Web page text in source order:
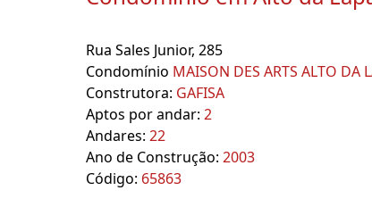
Rua Sales Junior, 285
Condomínio MAISON DES ARTS ALTO DA
Construtora: GAFISA
Aptos por andar: 2
Andares: 22
Ano de Construção: 2003
Código: 65863